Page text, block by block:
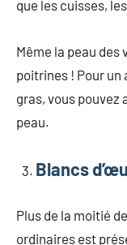
que les cuisses,
Même la peau
poitrines ! Pour
gras, vous pouvez
peau.
Blancs
Plus de la moitié
ordinaires est